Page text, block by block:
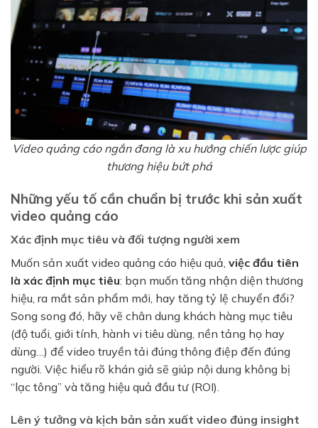
Video quảng cáo ngắn đang là xu hướng chiến lược giúp
thương hiệu bứt phá
Những yếu tố cần chuẩn bị trước khi sản xuất
video quảng cáo
Xác định mục tiêu và đối tượng người xem
Muốn sản xuất video quảng cáo hiệu quả, việc đầu tiên
là xác định mục tiêu: bạn muốn tăng nhận diện thương
hiệu, ra mắt sản phẩm mới, hay tăng tỷ lệ chuyển đổi?
Song song đó, hãy vẽ chân dung khách hàng mục tiêu
(độ tuổi, giới tính, hành vi tiêu dùng, nền tảng họ hay
dùng…) để video truyền tải đúng thông điệp đến đúng
người. Việc hiểu rõ khán giả sẽ giúp nội dung không bị
“lạc tông” và tăng hiệu quả đầu tư (ROI).
Lên ý tưởng và kịch bản sản xuất video đúng insight